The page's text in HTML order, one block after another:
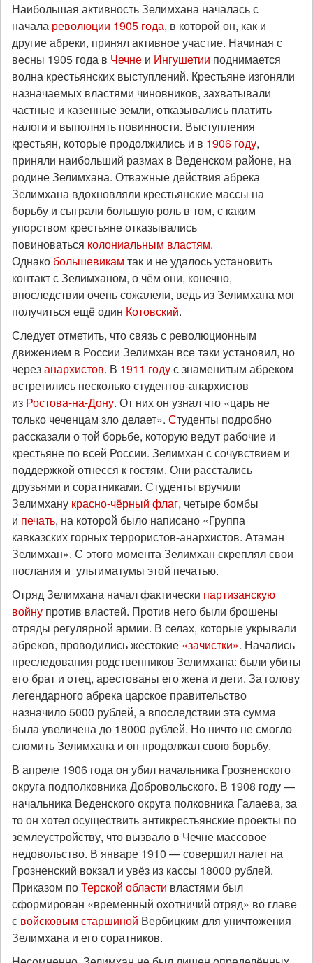
Наибольшая активность Зелимхана началась с
начала революции 1905 года, в которой он, как и
другие абреки, принял активное участие. Начиная с
весны 1905 года в Чечне и Ингушетии поднимается
волна крестьянских выступлений. Крестьяне изгоняли
назначаемых властями чиновников, захватывали
частные и казенные земли, отказывались платить
налоги и выполнять повинности. Выступления
крестьян, которые продолжились и в 1906 году,
приняли наибольший размах в Веденском районе, на
родине Зелимхана. Отважные действия абрека
Зелимхана вдохновляли крестьянские массы на
борьбу и сыграли большую роль в том, с каким
упорством крестьяне отказывались
повиноваться колониальным властям.
Однако большевикам так и не удалось установить
контакт с Зелимханом, о чём они, конечно,
впоследствии очень сожалели, ведь из Зелимхана мог
получиться ещё один Котовский.
Следует отметить, что связь с революционным
движением в России Зелимхан все таки установил, но
черезанархистов. В 1911 годус знаменитым абреком
встретились несколько студентов-анархистов
из Ростова-на-Дону. От них он узнал что «царь не
только чеченцам зло делает». Студенты подробно
рассказали о той борьбе, которую ведут рабочие и
крестьяне по всей России. Зелимхан с сочувствием и
поддержкой отнесся к гостям. Они расстались
друзьями и соратниками. Студенты вручили
Зелимхану красно-чёрный флаг, четыре бомбы
и печать, на которой было написано «Группа
кавказских горных террористов-анархистов. Атаман
Зелимхан». С этого момента Зелимхан скреплял свои
послания и ультиматумы этой печатью.
Отряд Зелимхана начал фактически партизанскую
войну против властей. Против него были брошены
отряды регулярной армии. В селах, которые укрывали
абреков, проводились жестокие «зачистки». Начались
преследования родственников Зелимхана: были убиты
его брат и отец, арестованы его жена и дети. За голову
легендарного абрека царское правительство
назначило 5000 рублей, а впоследствии эта сумма
была увеличена до 18000 рублей. Но ничто не смогло
сломить Зелимхана и он продолжал свою борьбу.
В апреле 1906 года он убил начальника Грозненского
округа подполковника Добровольского. В 1908 году —
начальника Веденского округа полковника Галаева, за
то он хотел осуществить антикрестьянские проекты по
землеустройству, что вызвало в Чечне массовое
недовольство. В январе 1910 — совершил налет на
Грозненский вокзал и увёз из кассы 18000 рублей.
Приказом поТерской области властями был
сформирован «временный охотничий отряд» во главе
с войсковым старшиной Вербицким для уничтожения
Зелимхана и его соратников.